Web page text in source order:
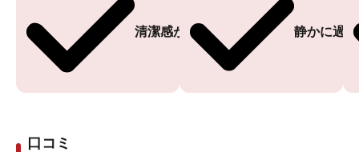
清潔感がある 静かに過
口コミ